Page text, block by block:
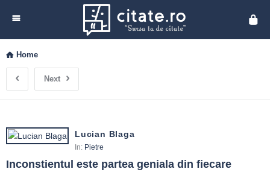
Home
Next
Lucian Blaga
In: Pietre
Inconstientul este partea geniala din fiecare